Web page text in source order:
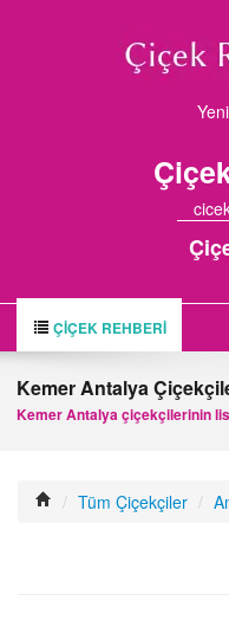
ÇIÇEK REHBERI
ÇİÇEKÇİLER
FİRMA BAŞVURUSU
Kemer Antalya
Kemer Antalya çiçekçilerinin
/ Tüm Çiçekçiler /